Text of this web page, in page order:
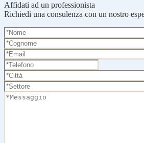
Affidati ad un professionista
Richiedi una consulenza con un nostro